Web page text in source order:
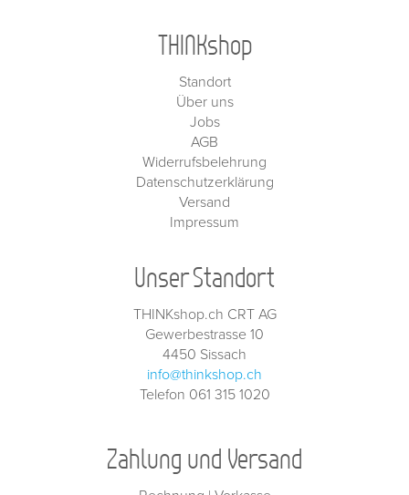
THINKshop
Standort
Über uns
Jobs
AGB
Widerrufsbelehrung
Datenschutzerklärung
Versand
Impressum
Unser Standort
THINKshop.ch CRT AG
Gewerbestrasse 10
4450 Sissach
info@thinkshop.ch
Telefon 061 315 1020
Zahlung und Versand